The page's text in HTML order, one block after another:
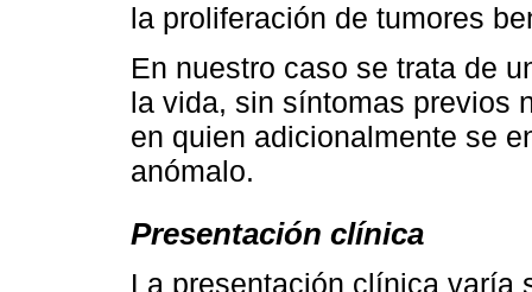
la proliferación de tumores
En nuestro caso se trata de
la vida, sin síntomas previos
en quien adicionalmente se
anómalo.
Presentación clínica
La presentación clínica varía